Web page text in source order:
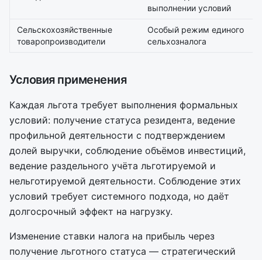
выполнении условий
Сельскохозяйственные
товаропроизводители
Особый режим единого
сельхозналога
Условия применения
Каждая льгота требует выполнения формальных
условий: получение статуса резидента, ведение
профильной деятельности с подтверждением
долей выручки, соблюдение объёмов инвестиций,
ведение раздельного учёта льготируемой и
нельготируемой деятельности. Соблюдение этих
условий требует системного подхода, но даёт
долгосрочный эффект на нагрузку.
Изменение ставки налога на прибыль через
получение льготного статуса — стратегический